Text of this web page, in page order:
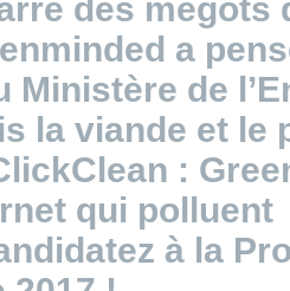
des mégots
a
Ministère de
la viande et le
:
qui polluent
à la